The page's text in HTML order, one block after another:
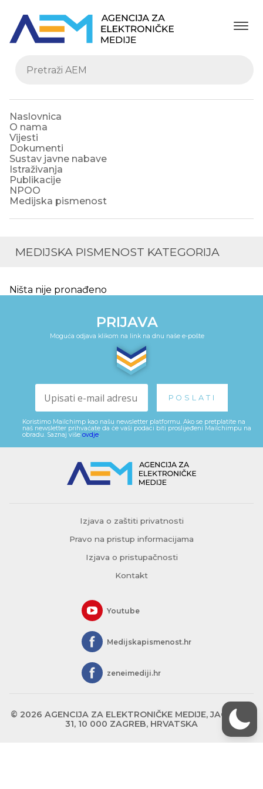
Naslovnica
O nama
Vijesti
Dokumenti
Sustav javne nabave
Istraživanja
Publikacije
NPOO
Medijska pismenost
MEDIJSKA PISMENOST KATEGORIJA
Ništa nije pronađeno
PRIJAVA
Moguća odjava klikom na link na dnu naše e-pošte
Koristimo Mailchimp kao našu newsletter platformu. Ako se pretplatite na
naš newsletter prihvaćate da će vaši podaci biti proslijeđeni Mailchimpu na
obradu. Saznaj više ovdje.
Izjava o zaštiti privatnosti
Pravo na pristup informacijama
Izjava o pristupačnosti
Kontakt
Youtube
Medijskapismenost.hr
zeneimediji.hr
© 2026 AGENCIJA ZA ELEKTRONIČKE MEDIJE, JAGIĆEVA
31, 10 000 ZAGREB, HRVATSKA